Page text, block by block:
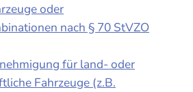
oder
nach § 70 StVZO
für land- oder
Fahrzeuge (z.B.